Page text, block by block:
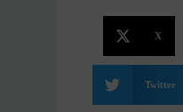
X
Twitter